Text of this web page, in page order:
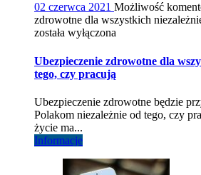
02 czerwca 2021 Możliwość
zdrowotne dla wszystkich
została wyłączona
Ubezpieczenie zdrowotne dla
tego, czy pracują
Ubezpieczenie zdrowotne będzie
Polakom niezależnie od tego, czy
życie ma...
Informacje